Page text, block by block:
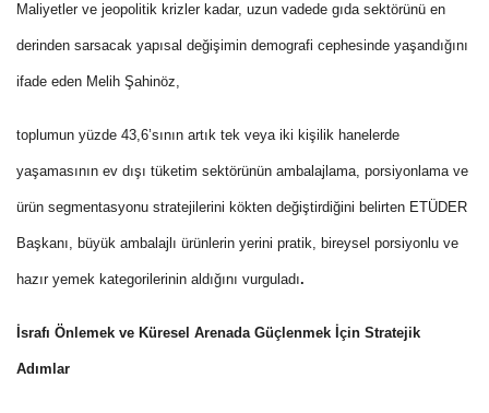
Maliyetler ve jeopolitik krizler kadar, uzun vadede gıda sektörünü en
derinden sarsacak yapısal değişimin demografi cephesinde yaşandığını
ifade eden Melih Şahinöz,
toplumun yüzde 43,6’sının artık tek veya iki kişilik hanelerde
yaşamasının ev dışı tüketim sektörünün ambalajlama, porsiyonlama ve
ürün segmentasyonu stratejilerini kökten değiştirdiğini belirten ETÜDER
Başkanı, büyük ambalajlı ürünlerin yerini pratik, bireysel porsiyonlu ve
hazır yemek kategorilerinin aldığını vurguladı.
İsrafı Önlemek ve Küresel Arenada Güçlenmek İçin Stratejik
Adımlar